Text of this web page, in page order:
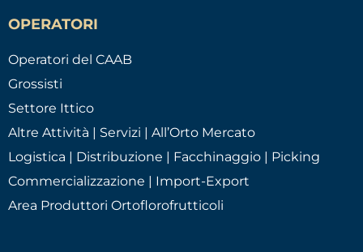
OPERATORI
Operatori del CAAB
Grossisti
Settore Ittico
Altre Attività | Servizi | All’Orto Mercato
Logistica | Distribuzione | Facchinaggio | Picking
Commercializzazione | Import-Export
Area Produttori Ortoflorofrutticoli